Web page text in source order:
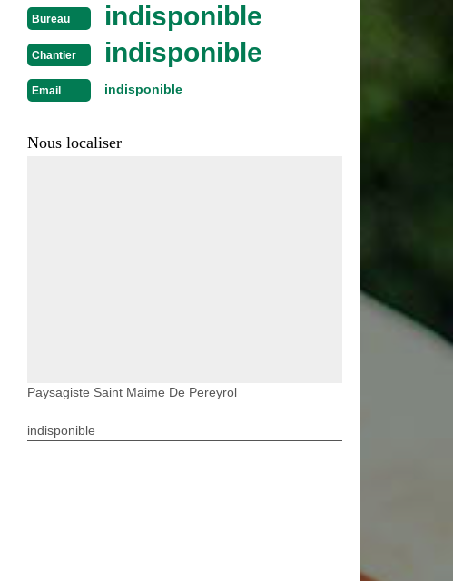
Bureau indisponible
Chantier indisponible
Email indisponible
Nous localiser
Paysagiste Saint Maime De Pereyrol
indisponible